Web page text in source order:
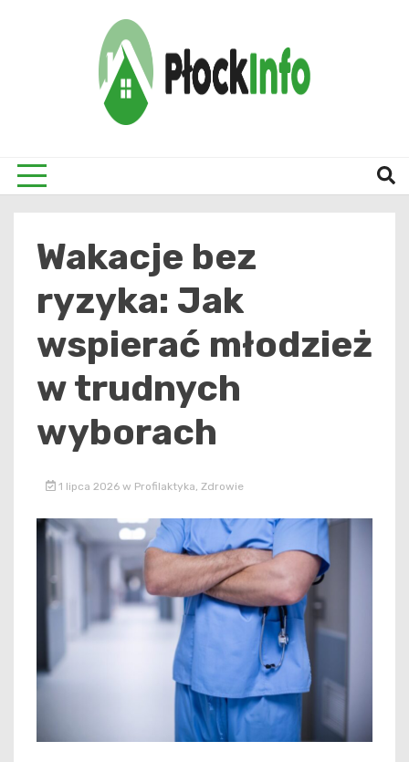
Wakacje bez
ryzyka: Jak
wspierać młodzież
w trudnych
wyborach
1 lipca 2026 w Profilaktyka Zdrowie